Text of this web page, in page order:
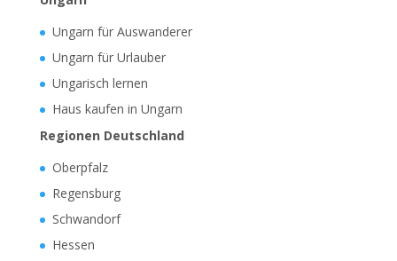
Ungarn für Auswanderer
Ungarn für Urlauber
Ungarisch lernen
Haus kaufen in Ungarn
Regionen Deutschland
Oberpfalz
Regensburg
Schwandorf
Hessen